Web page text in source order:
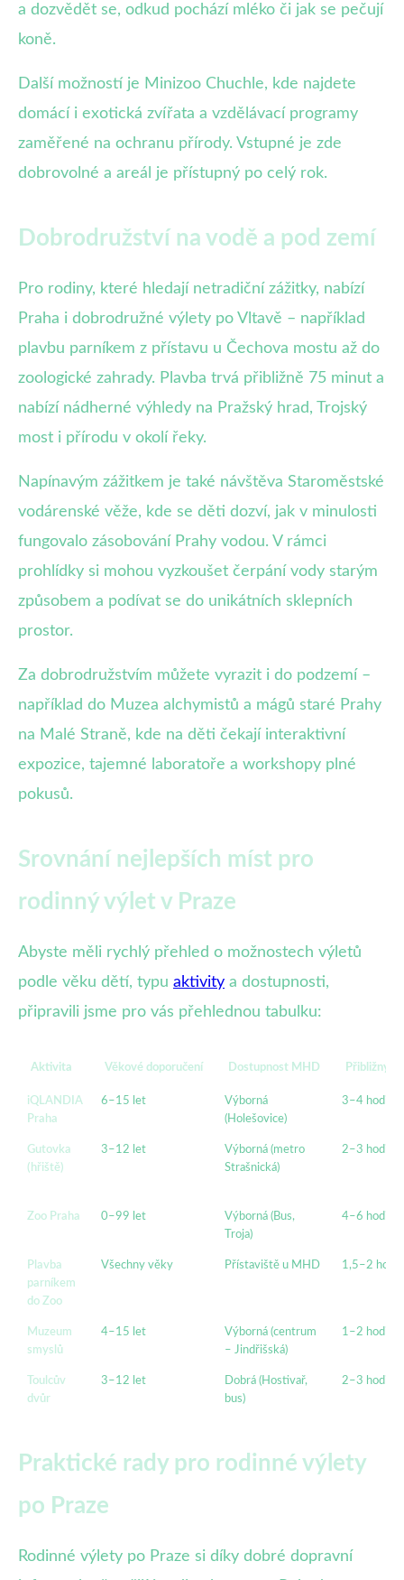
a dozvědět se, odkud pochází mléko či jak se pečují
koně.
Další možností je Minizoo Chuchle, kde najdete
domácí i exotická zvířata a vzdělávací programy
zaměřené na ochranu přírody. Vstupné je zde
dobrovolné a areál je přístupný po celý rok.
Dobrodružství na vodě a pod zemí
Pro rodiny, které hledají netradiční zážitky, nabízí
Praha i dobrodružné výlety po Vltavě – například
plavbu parníkem z přístavu u Čechova mostu až do
zoologické zahrady. Plavba trvá přibližně 75 minut a
nabízí nádherné výhledy na Pražský hrad, Trojský
most i přírodu v okolí řeky.
Napínavým zážitkem je také návštěva Staroměstské
vodárenské věže, kde se děti dozví, jak v minulosti
fungovalo zásobování Prahy vodou. V rámci
prohlídky si mohou vyzkoušet čerpání vody starým
způsobem a podívat se do unikátních sklepních
prostor.
Za dobrodružstvím můžete vyrazit i do podzemí –
například do Muzea alchymistů a mágů staré Prahy
na Malé Straně, kde na děti čekají interaktivní
expozice, tajemné laboratoře a workshopy plné
pokusů.
Srovnání nejlepších míst pro
rodinný výlet v Praze
Abyste měli rychlý přehled o možnostech výletů
podle věku dětí, typu aktivity a dostupnosti,
připravili jsme pro vás přehlednou tabulku:
Aktivita Věkové doporučení Dostupnost MHD Přibližný
iQLANDIA
Praha
6–15 let
Výborná
(Holešovice)
3–4 hodiny
Gutovka
(hřiště)
3–12 let
Výborná (metro
Strašnická)
2–3 hodiny
Zoo Praha 0–99 let
Výborná (Bus,
Troja)
4–6 hodin
Plavba
parníkem
do Zoo
Všechny věky Přístaviště u MHD 1,5–2
Muzeum
smyslů
4–15 let
Výborná (centrum
– Jindřišská)
1–2 hodiny
Toulcův
dvůr
3–12 let
Dobrá (Hostivař,
bus)
2–3 hodiny
Praktické rady pro rodinné výlety
po Praze
Rodinné výlety po Praze si díky dobré dopravní